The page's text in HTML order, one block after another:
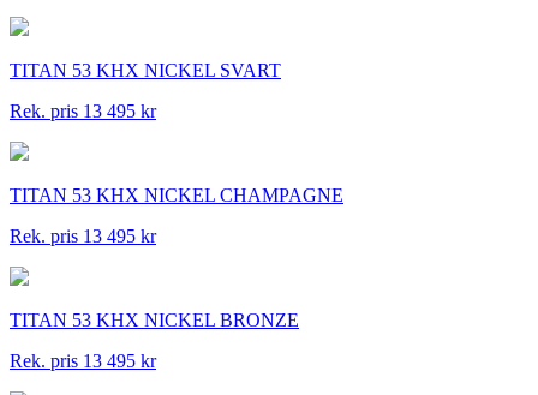
TITAN 53 KHX NICKEL SVART
Rek. pris 13 495 kr
TITAN 53 KHX NICKEL CHAMPAGNE
Rek. pris 13 495 kr
TITAN 53 KHX NICKEL BRONZE
Rek. pris 13 495 kr